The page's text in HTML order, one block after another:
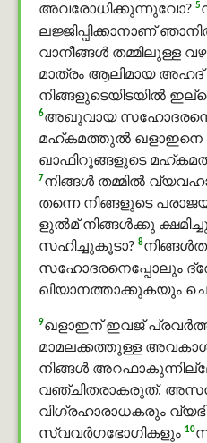
അവരോധിക്കുന്നുവോ? 5
ലജ്ജിപ്പിക്കാനാണ്
വാനീങ്ങൾ തമ്മിലുള്ള
മാത്രം ആലിമായ
നിങ്ങളുടെയിടയില്‍
6അഖുവായ
മഹ്കമത്തുൽ ഖളാഇനെ
ഖാഫിറൂങ്ങളുടെ
7നിങ്ങള്‍ തമ്മില്‍
തന്നെ നിങ്ങളുടെ
ളുൽമ് നിങ്ങള്‍ക്കു
സഹിച്ചുകൂടാ? 8
സഹോദരനെപ്പോലും
ഖിയാനത്താക്കുകയും
9ഖളാഇന് ഇവജ്
മാമലക്കത്തുള്ള
നിങ്ങള്‍
വഞ്ചിതരാകരുത്.
വിഗ്രഹാരാധകരും
സ്വവര്‍ഗഭോഗികളും 10